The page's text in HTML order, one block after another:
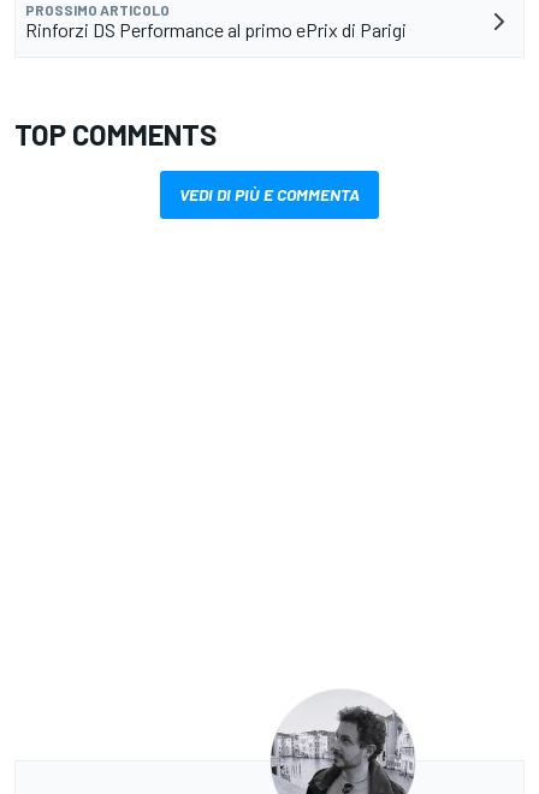
PROSSIMO ARTICOLO
Rinforzi DS Performance al primo ePrix di Parigi
TOP COMMENTS
VEDI DI PIÙ E COMMENTA